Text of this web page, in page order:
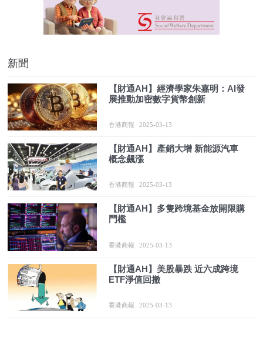
新聞
【財通AH】經濟學家朱嘉明：AI發
展推動加密數字貨幣創新
香港商報 2025-03-13
【財通AH】產銷大增 新能源汽車
概念飆漲
香港商報 2025-03-13
【財通AH】多隻跨境基金放開限購
門檻
香港商報 2025-03-13
【財通AH】美股暴跌 近六成跨境
ETF淨值回撤
香港商報 2025-03-13